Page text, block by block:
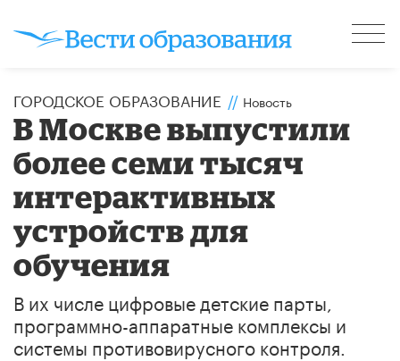
ГОРОДСКОЕ ОБРАЗОВАНИЕ // Новость
В Москве выпустили
более семи тысяч
интерактивных
устройств для
обучения
В их числе цифровые детские парты,
программно-аппаратные комплексы и
системы противовирусного контроля.